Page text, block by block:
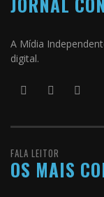
A Mídia
digital.
FALA LEITOR
OS MAIS